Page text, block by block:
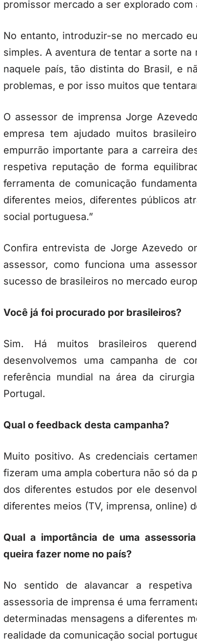
promissor mercado a ser explorado
No entanto, introduzir-se no mercado
simples. A aventura de tentar a sorte
naquele país, tão distinta do Brasil, e
problemas, e por isso muitos que
O assessor de imprensa Jorge
empresa tem ajudado muitos
empurrão importante para a carreira
respetiva reputação de forma
ferramenta de comunicação
diferentes meios, diferentes públicos
social portuguesa.”
Confira entrevista de Jorge Azevedo
assessor, como funciona uma
sucesso de brasileiros no mercado
Você já foi procurado por brasileiros?
Sim. Há muitos brasileiros
desenvolvemos uma campanha de
referência mundial na área da
Portugal.
Qual o feedback desta campanha?
Muito positivo. As credenciais
fizeram uma ampla cobertura não só da
dos diferentes estudos por ele
diferentes meios (TV, imprensa, online)
Qual a importância de uma
queira fazer nome no país?
No sentido de alavancar a
assessoria de imprensa é uma
determinadas mensagens a diferentes
realidade da comunicação social